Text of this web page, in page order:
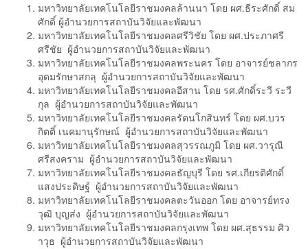
มหาวิทยาลัยเทคโนโลยีราชมงคลล้านนา โดย ผศ.ธีระศักดิ์ สม
ศักดิ์ ผู้อำนวยการสถาบันวิจัยและพัฒนา
มหาวิทยาลัยเทคโนโลยีราชมงคลศรีวิชัย โดย ผศ.ประภาศรี
ศรีชัย ผู้อำนวยการสถาบันวิจัยและพัฒนา
มหาวิทยาลัยเทคโนโลยีราชมงคลพระนคร โดย อาจารย์ชลากร
อุดมรักษาสกลุ ผู้อำนวยการสถาบันวิจัยและพัฒนา
มหาวิทยาลัยเทคโนโลยีราชมงคลอีสาน โดย รศ.ศักดิ์ระวี ระวี
กุล ผู้อำนวยการสถาบันวิจัยและพัฒนา
มหาวิทยาลัยเทคโนโลยีราชมงคลรัตนโกสินทร์ โดย ผศ.บวร
กิตติ์ เนคมานุรักษณ์ ผู้อำนวยการสถาบันวิจัยและพัฒนา
มหาวิทยาลัยเทคโนโลยีราชมงคลสุวรรณภูมิ โดย ผศ.วารุณี
ศรีสงคราม ผู้อำนวยการสถาบันวิจัยและพัฒนา
มหาวิทยาลัยเทคโนโลยีราชมงคลธัญบุรี โดย รศ.เกียรติศักดิ์
แสงประดิษฐ์ ผู้อำนวยการสถาบันวิจัยและพัฒนา
มหาวิทยาลัยเทคโนโลยีราชมงคลตะวันออก โดย อาจารย์ทรง
วุฒิ บุญส่ง ผู้อำนวยการสถาบันวิจัยและพัฒนา
มหาวิทยาลัยเทคโนโลยีราชมงคลกรุงเทพ โดย ผศ.สุธรรม ศิว
าวุธ ผู้อำนวยการสถาบันวิจัยและพัฒนา